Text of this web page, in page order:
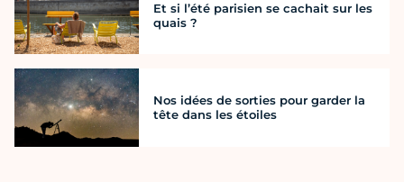
Et si l’été parisien se cachait sur les
quais ?
Nos idées de sorties pour garder la
tête dans les étoiles